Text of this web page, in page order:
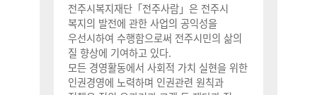
전주시복지재단「전주사람」은 전주시
복지의 발전에 관한 사업의 공익성을
우선시하여 수행함으로써 전주시민의 삶의
질 향상에 기여하고 있다.
모든 경영활동에서 사회적 가치 실현을 위한
인권경영에 노력하며 인권관련 원칙과